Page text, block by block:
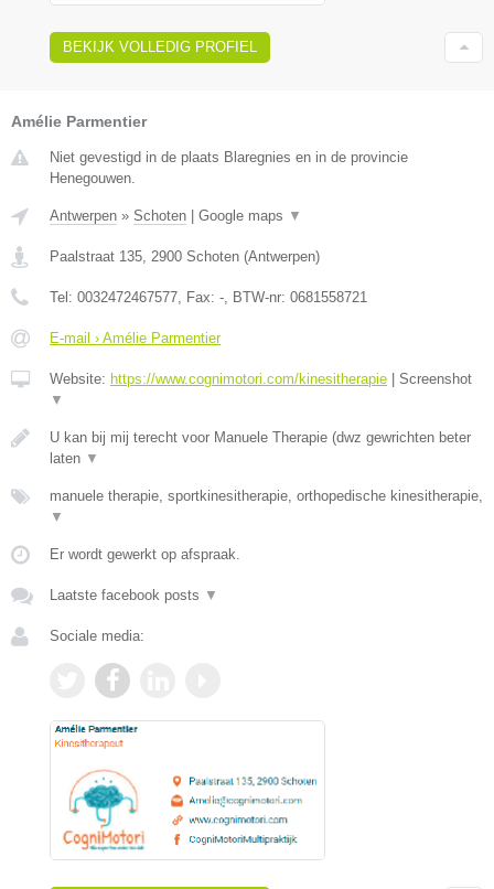
BEKIJK VOLLEDIG PROFIEL
Amélie Parmentier
Niet gevestigd in de plaats Blaregnies en in de provincie
Henegouwen.
Antwerpen » Schoten Google maps ▼
Paalstraat 135, 2900 Schoten (Antwerpen)
Tel: 0032472467577, Fax: -, BTW-nr: 0681558721
E-mail › Amélie Parmentier
Website: https://www.cognimotori.com/kinesitherapie
Screenshot
▼
U kan bij mij terecht voor Manuele Therapie (dwz gewrichten beter
laten ▼
manuele therapie, sportkinesitherapie, orthopedische kinesitherapie,
▼
Er wordt gewerkt op afspraak.
Laatste facebook posts ▼
Sociale media: